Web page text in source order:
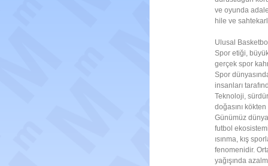
ve oyunda
hile ve
Ulusal
Spor etiği,
gerçek spor
Spor
insanları
Teknoloji,
doğasını
Günümüz
futbol
ısınma, kış
fenomenidir.
yağışında